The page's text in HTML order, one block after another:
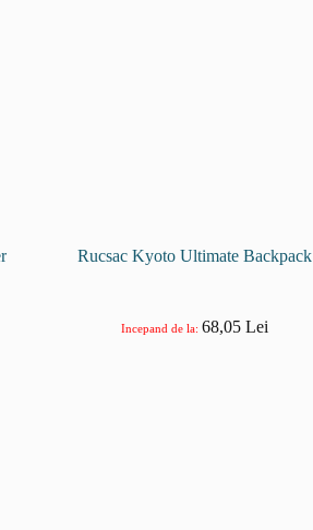
Rucsac Kyoto Ultimate Backpack
Incepand de la:68,05Lei